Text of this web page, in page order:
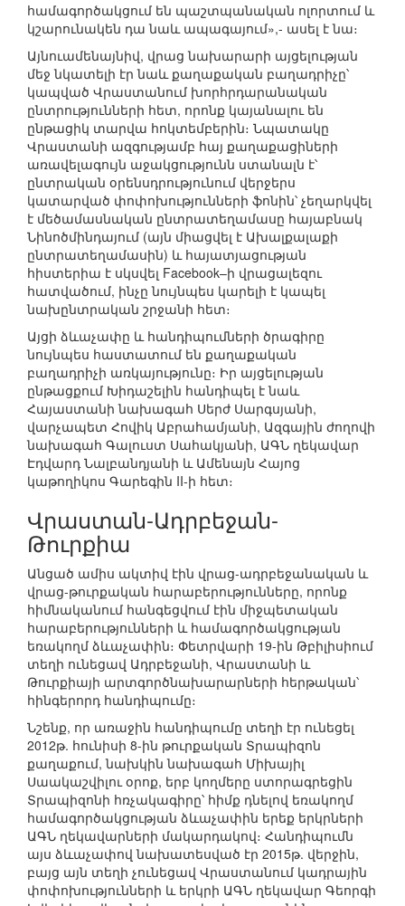
համագործակցում են պաշտպանական ոլորտում և
կշարունակեն դա նաև ապագայում»,- ասել է նա։
Այնուամենայնիվ, վրաց նախարարի այցելության
մեջ նկատելի էր նաև քաղաքական բաղադրիչը՝
կապված Վրաստանում խորհրդարանական
ընտրությունների հետ, որոնք կայանալու են
ընթացիկ տարվա հոկտեմբերին։ Նպատակը
Վրաստանի ազգությամբ հայ քաղաքացիների
առավելագույն աջակցությունն ստանալն է՝
ընտրական օրենսդրությունում վերջերս
կատարված փոփոխությունների ֆոնին՝ չեղարկվել
է մեծամասնական ընտրատեղամասը հայաբնակ
Նինոծմինդայում (այն միացվել է Ախալքալաքի
ընտրատեղամասին) և հայատյացության
հիստերիա է սկսվել Facebook–ի վրացալեզու
հատվածում, ինչը նույնպես կարելի է կապել
նախընտրական շրջանի հետ։
Այցի ձևաչափը և հանդիպումների ծրագիրը
նույնպես հաստատում են քաղաքական
բաղադրիչի առկայությունը։ Իր այցելության
ընթացքում Խիդաշելին հանդիպել է նաև
Հայաստանի նախագահ Սերժ Սարգսյանի,
վարչապետ Հովիկ Աբրահամյանի, Ազգային ժողովի
նախագահ Գալուստ Սահակյանի, ԱԳՆ ղեկավար
Էդվարդ Նալբանդյանի և Ամենայն Հայոց
կաթողիկոս Գարեգին II-ի հետ։
Վրաստան-Ադրբեջան-
Թուրքիա
Անցած ամիս ակտիվ էին վրաց-ադրբեջանական և
վրաց-թուրքական հարաբերությունները, որոնք
հիմնականում հանգեցվում էին միջպետական
հարաբերությունների և համագործակցության
եռակողմ ձևաչափին։ Փետրվարի 19-ին Թբիլիսիում
տեղի ունեցավ Ադրբեջանի, Վրաստանի և
Թուրքիայի արտգործնախարարների հերթական՝
հինգերորդ հանդիպումը։
Նշենք, որ առաջին հանդիպումը տեղի էր ունեցել
2012թ. հունիսի 8-ին թուրքական Տրապիզոն
քաղաքում, նախկին նախագահ Միխայիլ
Սաակաշվիլու օրոք, երբ կողմերը ստորագրեցին
Տրապիզոնի հռչակագիրը՝ հիմք դնելով եռակողմ
համագործակցության ձևաչափին երեք երկրների
ԱԳՆ ղեկավարների մակարդակով։ Հանդիպումն
այս ձևաչափով նախատեսված էր 2015թ. վերջին,
բայց այն տեղի չունեցավ Վրաստանում կադրային
փոփոխությունների և երկրի ԱԳՆ ղեկավար Գեորգի